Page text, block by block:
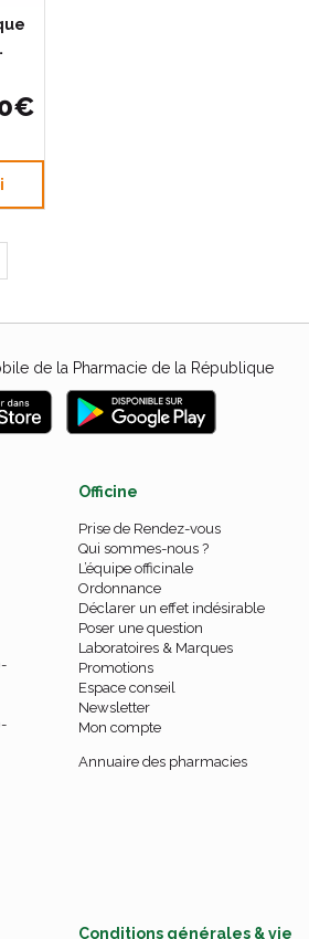
€
de la Pharmacie de la République
Officine
Prise de Rendez-vous
Qui sommes-nous ?
L’équipe officinale
Ordonnance
Déclarer un effet indésirable
Poser une question
Laboratoires & Marques
Promotions
Espace conseil
Newsletter
Mon compte
Annuaire des pharmacies
Conditions générales & vie